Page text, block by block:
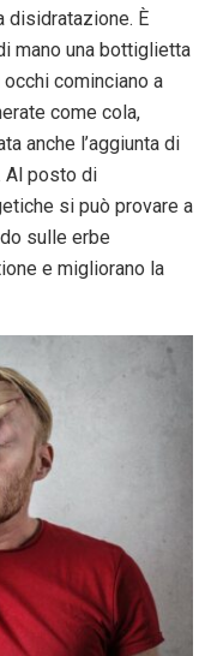
disidratazione. È
mano una bottiglietta
cominciano a
come cola,
anche l’aggiunta di
Al posto di
si può provare a
sulle erbe
e migliorano la